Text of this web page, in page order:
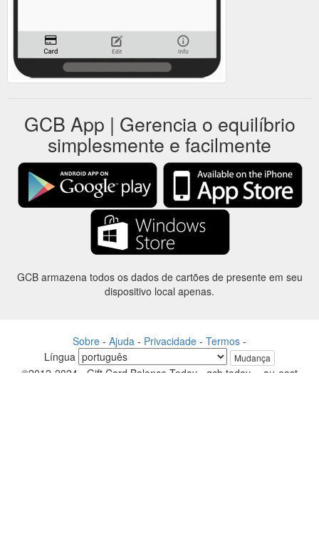
GCB App | Gerencia o equilíbrio
simplesmente e facilmente
GCB armazena todos os dados de cartões de presente em seu
dispositivo local apenas.
Sobre - Ajuda - Privacidade - Termos -
Língua
Mudança
©2012-2024 - Gift Card Balance Today - gcb.today - -au-east